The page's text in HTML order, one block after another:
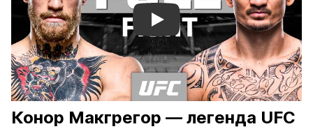
Смотреть видео YouTube
Конор Макгрегор — легенда UFC